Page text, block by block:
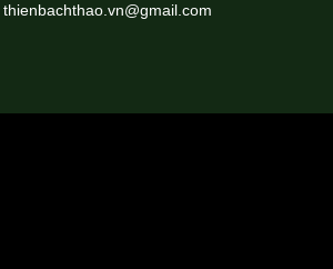
thienbachthao.vn@gmail.com